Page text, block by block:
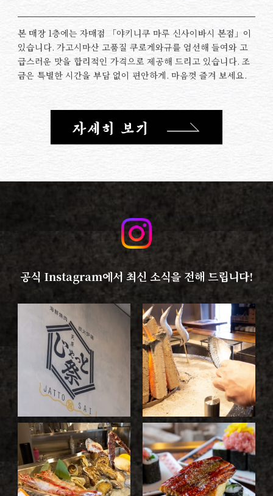
본 매장 1층에는 자매점 「야키니쿠 마루 신사이바시 본점」이
있습니다. 가고시마산 고품질 쿠로게와규를 엄선해 들여와 고
급스러운 맛을 합리적인 가격으로 제공해 드리고 있습니다. 조
금은 특별한 시간을 부담 없이 편안하게. 마음껏 즐겨 보세요.
공식 Instagram에서 최신 소식을 전해 드립니다!